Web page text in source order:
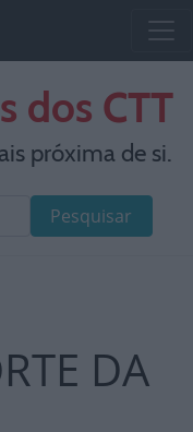
dos CTT
próxima de si.
Pesquisar
DA